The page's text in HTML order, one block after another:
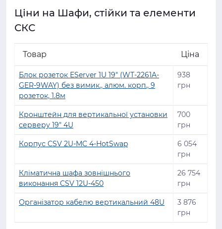
Навантаження та охолодження. Якщо обладнання
виділяє тепло, необхідно забезпечити якісну
важливо переконатися в їх достатній висоті, глибині і
ширині, щоб в них помістилися сервери, комутаційне
обладнання, кабелі.
Якість матеріалів і захисту.Шафи, стійки та елементи
СКС повинні бути з міцного металу, мати захист від
обладнання під оптовий проект або під B2B,
перевірте, чи є можливість кастомізації: конфігурація
полиць, система кабель-менеджменту, двері, замки.
найкращий партнер у галузі
мережевих технологій
У каталозі Mounblan зібрано широкий асортимент шаф,
Ціни на Шафи, стійки та елементи
СКС
Товар Ціна
Блок розеток EServer 1U 19" (WT-2261A-
GER-9WAY) без вимик., алюм. корп., 9
розеток, 1.8м
938
грн
Кронштейн для вертикальної установки
серверу 19" 4U
700
грн
Корпус CSV 2U-MC 4-HotSwap
6 054
грн
Кліматична шафа зовнішнього
виконання CSV 12U-450
26 754
грн
Організатор кабелю вертикальний 48U
3 876
грн